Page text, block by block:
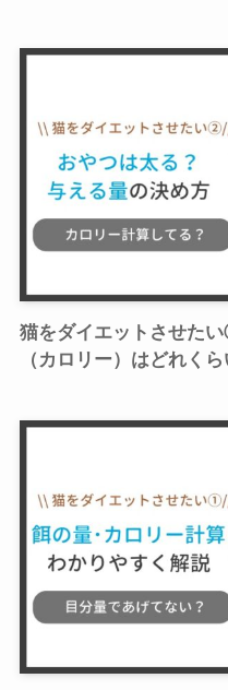
猫をダイエットさせた
（カロリー）はどれくら